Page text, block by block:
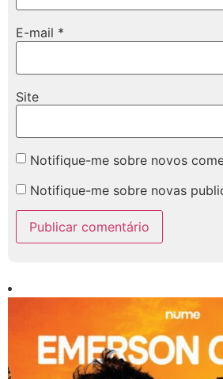
E-mail *
Site
Notifique-me sobre novos
Notifique-me sobre novas